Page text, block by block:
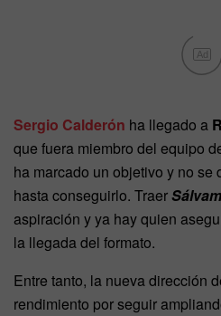
Ad
Sergio Calderón ha llegado a
que fuera miembro del equipo
ha marcado un objetivo y no se
hasta conseguirlo. Traer
aspiración y ya hay quien
la llegada del formato.
Entre tanto, la nueva dirección
rendimiento por seguir